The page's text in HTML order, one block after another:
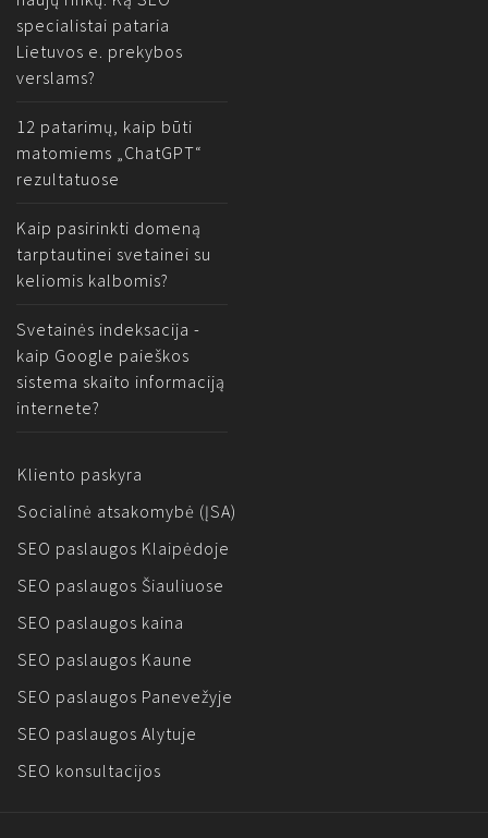
specialistai pataria
Lietuvos e. prekybos
verslams?
12 patarimų, kaip būti
matomiems „ChatGPT“
rezultatuose
Kaip pasirinkti domeną
tarptautinei svetainei su
keliomis kalbomis?
Svetainės indeksacija -
kaip Google paieškos
sistema skaito informaciją
internete?
Kliento paskyra
Socialinė atsakomybė (ĮSA)
SEO paslaugos Klaipėdoje
SEO paslaugos Šiauliuose
SEO paslaugos kaina
SEO paslaugos Kaune
SEO paslaugos Panevežyje
SEO paslaugos Alytuje
SEO konsultacijos